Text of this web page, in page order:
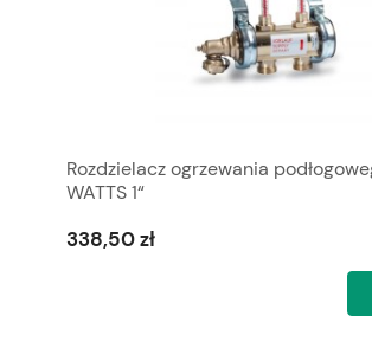
Rozdzielacz ogrzewania
WATTS 1“
338,50 zł